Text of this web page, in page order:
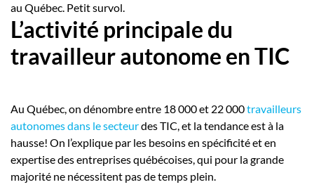
au Québec. Petit survol.
L’activité principale du
travailleur autonome en TIC
Au Québec, on dénombre entre 18 000 et 22 000travailleurs
autonomes dans le secteurdes TIC, et la tendance est à la
hausse! On l’explique par les besoins en spécificité et en
expertise des entreprises québécoises, qui pour la grande
majorité ne nécessitent pas de temps plein.